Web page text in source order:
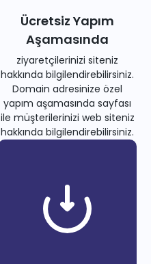
Ücretsiz Yapım
Aşamasında
ziyaretçilerinizi siteniz
hakkında bilgilendirebilirsiniz.
Domain adresinize özel
yapım aşamasında sayfası
ile müşterilerinizi web siteniz
hakkında bilgilendirebilirsiniz.